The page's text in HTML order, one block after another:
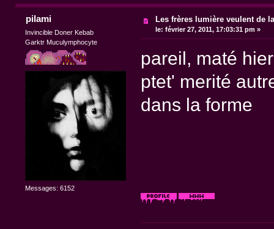
pilami
Invincible Doner Kebab
Garktr Muculymphocyte
Messages: 6152
Les frères lumière veulent de
le: février 27, 2011, 17:03:31 pm »
pareil, maté
ptet' merité
dans la forme